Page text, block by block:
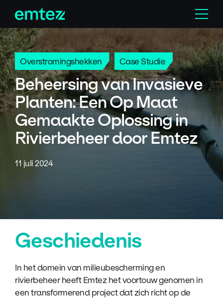
content
Menu
Overstromingshekken Case Studie
Beheersing van Invasieve
Planten: Een Op Maat
Gemaakte Oplossing in
Rivierbeheer door Emtez
11 juli 2024
Geschiedenis
In het domein van milieubescherming en
rivierbeheer heeft Emtez het voortouw genomen in
een transformerend project dat zich richt op de